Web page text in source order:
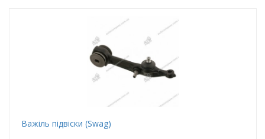
Важіль підвіски (Swag)